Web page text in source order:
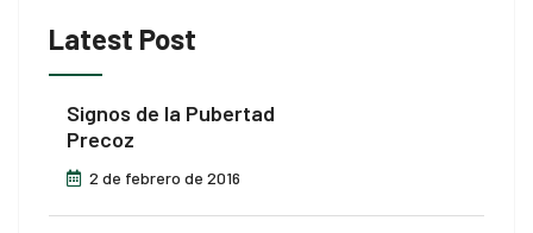
Latest Post
Signos de la Pubertad
Precoz
2 de febrero de 2016